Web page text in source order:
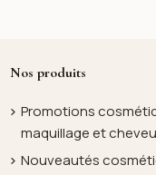
Nos produits
Promotions
maquillage et
Nouveautés